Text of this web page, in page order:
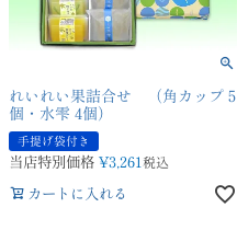
れいれい果詰合せ （角カップ 5
個・水雫 4個）
手提げ袋付き
当店特別価格 ¥3,261 税込
カートに入れる